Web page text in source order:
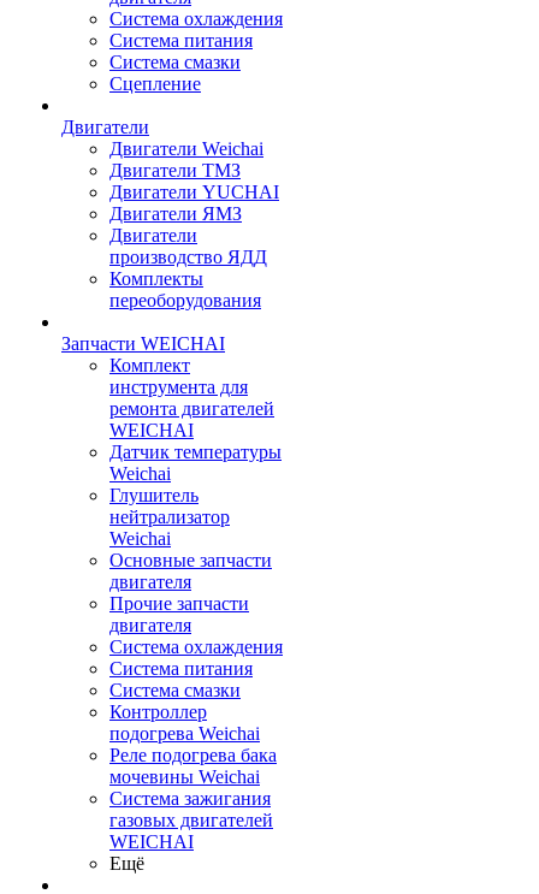
Система охлаждения
Система питания
Система смазки
Сцепление
Двигатели
Двигатели Weichai
Двигатели ТМЗ
Двигатели YUCHAI
Двигатели ЯМЗ
Двигатели
производство ЯДД
Комплекты
переоборудования
Запчасти WEICHAI
Комплект
инструмента для
ремонта двигателей
WEICHAI
Датчик температуры
Weichai
Глушитель
нейтрализатор
Weichai
Основные запчасти
двигателя
Прочие запчасти
двигателя
Система охлаждения
Система питания
Система смазки
Контроллер
подогрева Weichai
Реле подогрева бака
мочевины Weichai
Система зажигания
газовых двигателей
WEICHAI
Ещё